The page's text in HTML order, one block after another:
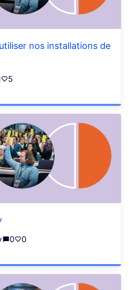
nos installations de
5
0 0